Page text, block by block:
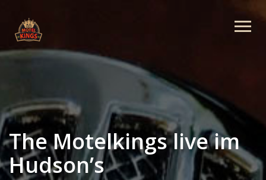
The Motelkings live im
Hudson’s